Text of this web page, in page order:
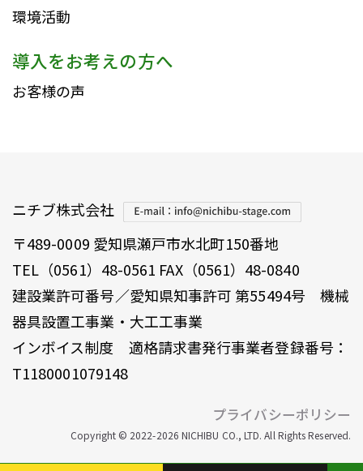
環境活動
導入をお考えの方へ
お客様の声
ニチブ株式会社
〒489-0009 愛知県瀬戸市水北町150番地
TEL（0561）48-0561 FAX（0561）48-0840
建設業許可番号／愛知県知事許可 第55494号 機械
器具設置工事業・大工工事業
インボイス制度 適格請求書発行事業者登録番号：
T1180001079148
プライバシーポリシー
Copyright © 2022-2026 NICHIBU CO., LTD.All Rights Reserved.